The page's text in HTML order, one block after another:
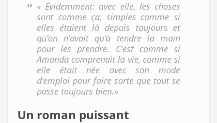
« Evidemment: avec elle, les choses
sont comme ça, simples comme si
elles étaient là depuis toujours et
qu’on n’avait qu’à tendre la main
pour les prendre. C’est comme si
Amanda comprenait la vie, comme si
elle était née avec son mode
d’emploi pour faire sorte que tout se
passe toujours bien.»
Un roman puissant